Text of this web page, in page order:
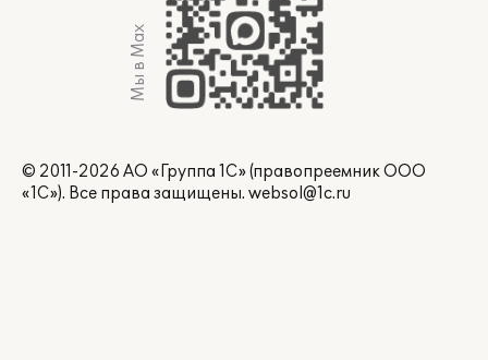
Мы в Max
© 2011-2026 АО «Группа 1С» (правопреемник ООО
«1С»). Все права защищены. websol@1c.ru